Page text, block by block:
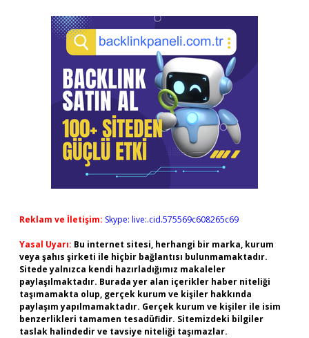
Reklam ve İletişim: Skype: live:.cid.575569c608265c69
Yasal Uyarı: Bu internet sitesi, herhangi bir marka, kurum
veya şahıs şirketi ile hiçbir bağlantısı bulunmamaktadır.
Sitede yalnızca kendi hazırladığımız makaleler
paylaşılmaktadır. Burada yer alan içerikler haber niteliği
taşımamakta olup, gerçek kurum ve kişiler hakkında
paylaşım yapılmamaktadır. Gerçek kurum ve kişiler ile isim
benzerlikleri tamamen tesadüfidir. Sitemizdeki bilgiler
taslak halindedir ve tavsiye niteliği taşımazlar.